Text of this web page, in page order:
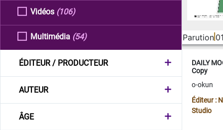
Vidéos (106)
Multimédia (54)
ÉDITEUR / PRODUCTEUR
AUTEUR
ÂGE
Parution
DAILY
Copy
o-okun
Éditeur :
Studio